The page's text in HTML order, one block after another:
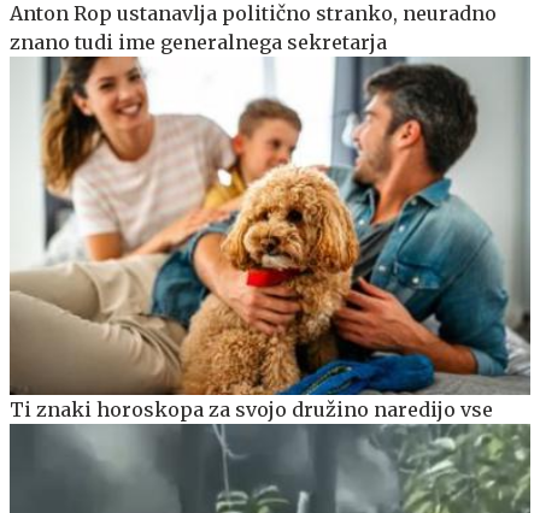
Anton Rop ustanavlja politično stranko, neuradno
znano tudi ime generalnega sekretarja
Ti znaki horoskopa za svojo družino naredijo vse